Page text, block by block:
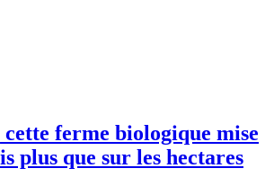
ferme biologique mise
plus que sur les hectares